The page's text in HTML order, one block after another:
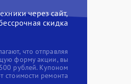
через сайт,
скидка
что отправляя
форму акции, вы
рублей. Купоном
стоимости ремонта